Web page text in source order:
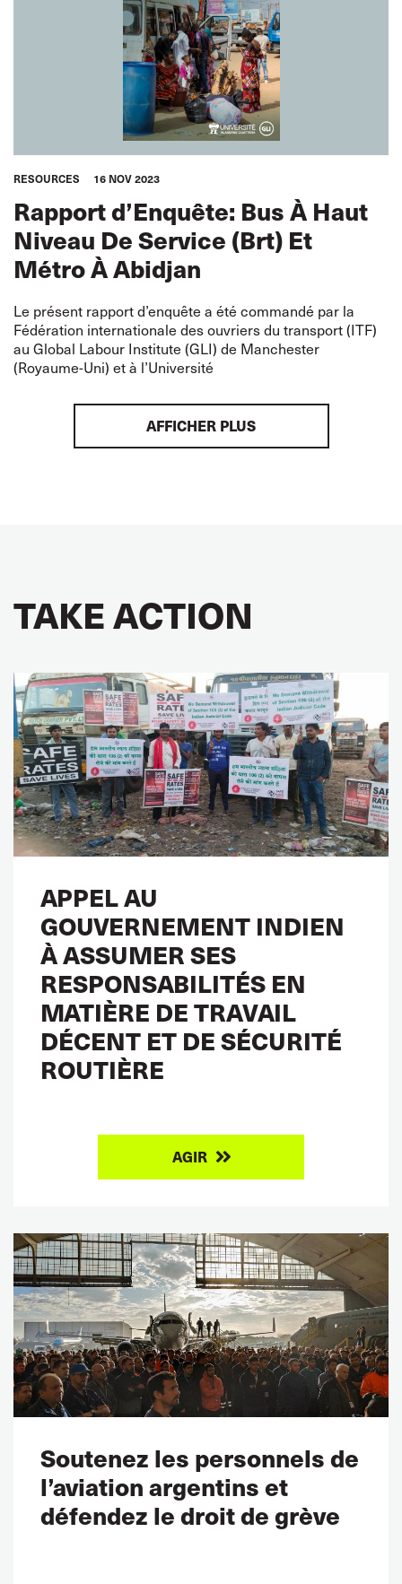
RESOURCES 16 NOV 2023
Rapport d’Enquête: Bus À Haut
Niveau De Service (Brt) Et
Métro À Abidjan
Le présent rapport d’enquête a été commandé par la
Fédération internationale des ouvriers du transport (ITF)
au Global Labour Institute (GLI) de Manchester
(Royaume-Uni) et à l’Université
AFFICHER PLUS
TAKE ACTION
APPEL AU
GOUVERNEMENT INDIEN
À ASSUMER SES
RESPONSABILITÉS EN
MATIÈRE DE TRAVAIL
DÉCENT ET DE SÉCURITÉ
ROUTIÈRE
AGIR
Soutenez les personnels de
l’aviation argentins et
défendez le droit de grève